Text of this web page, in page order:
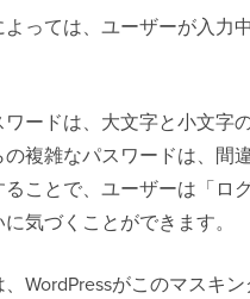
っては、ユーザーが入力
ードは、大文字と小文字
の複雑なパスワードは、間
ることで、ユーザーは「ロ
気づくことができます。
WordPressがこのマスキ